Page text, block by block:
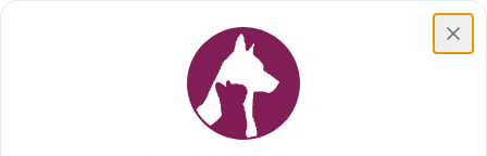
Schronisko w Paryżu